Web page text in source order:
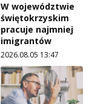
W województwie
świętokrzyskim
pracuje najmniej
imigrantów
2026.08.05 13:47